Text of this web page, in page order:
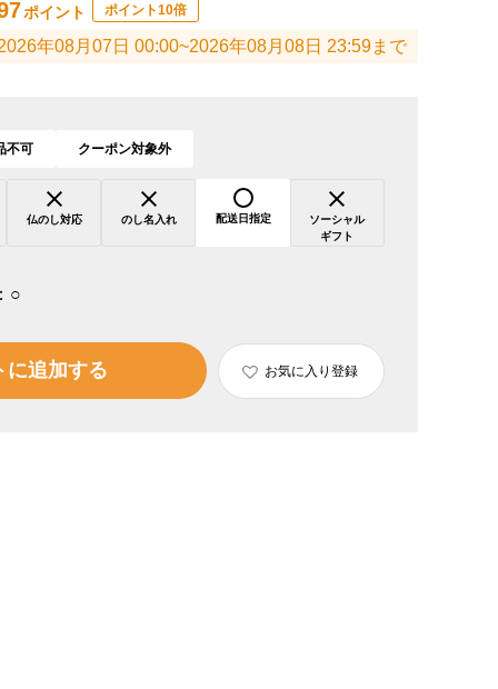
ポイント ポイント10倍
年08月07日 00:00~2026年08月08日 23:59まで
不可 クーポン対象外
仏のし対応 のし名入れ 配送日指定
ソーシャル
ギフト
○
に追加する お気に入り登録